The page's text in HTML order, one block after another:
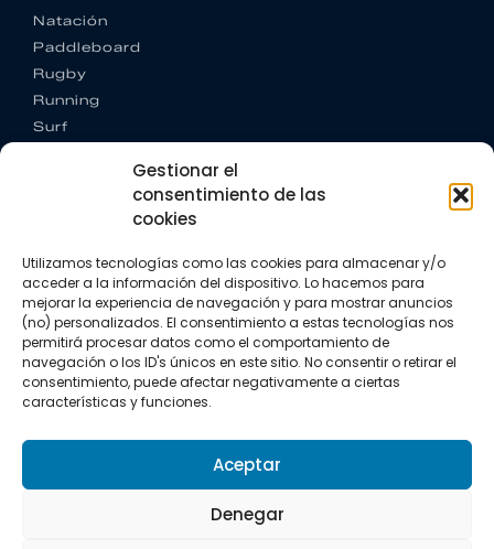
Gestionar el
consentimiento de las
cookies
Utilizamos tecnologías como las cookies para almacenar y/o
acceder a la información del dispositivo. Lo hacemos para
mejorar la experiencia de navegación y para mostrar anuncios
(no) personalizados. El consentimiento a estas tecnologías nos
permitirá procesar datos como el comportamiento de
navegación o los ID's únicos en este sitio. No consentir o retirar el
consentimiento, puede afectar negativamente a ciertas
características y funciones.
Aceptar
Denegar
Natación
Paddleboard
Rugby
Running
Surf
CONTACTO
+34 662 342 177
info@vkssport.com
SÍGUENOS
Política de privacidad
Política de cookies